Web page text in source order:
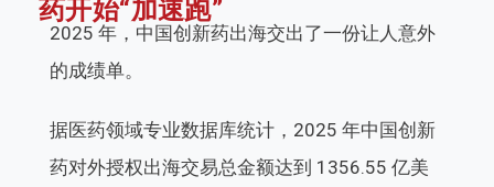
药开始“加速跑”
2025 年，中国创新药出海交出了一份让人意外
的成绩单。
据医药领域专业数据库统计，2025 年中国创新
药对外授权出海交易总金额达到 1356.55 亿美